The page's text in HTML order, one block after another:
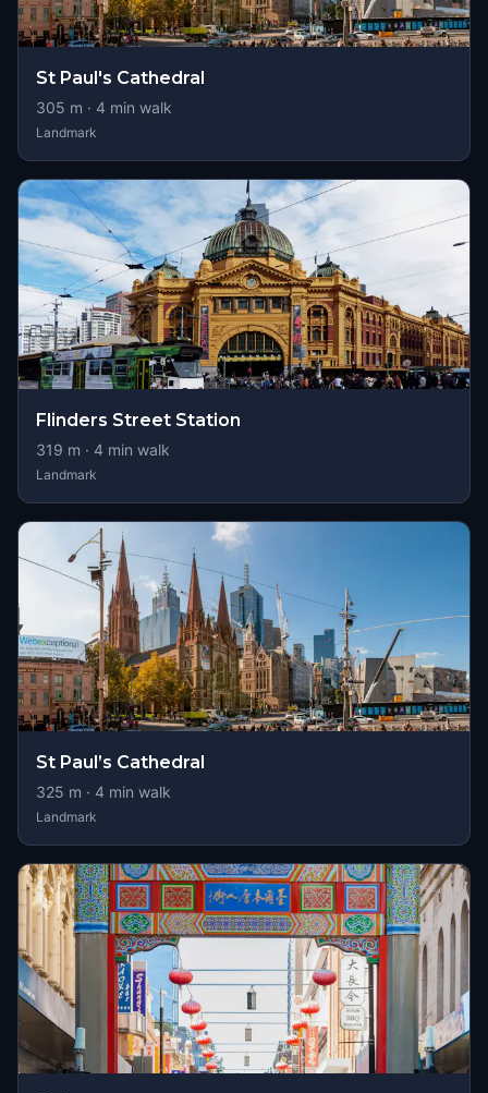
St Paul's Cathedral
305 m · 4 min walk
Landmark
Flinders Street Station
319 m · 4 min walk
Landmark
St Paul’s Cathedral
325 m · 4 min walk
Landmark